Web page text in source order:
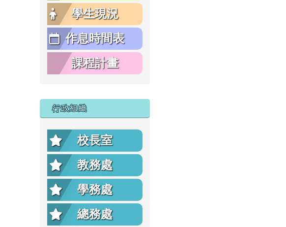
學生現況
作息時間表
課程計畫
行政組織
校長室
教務處
學務處
總務處